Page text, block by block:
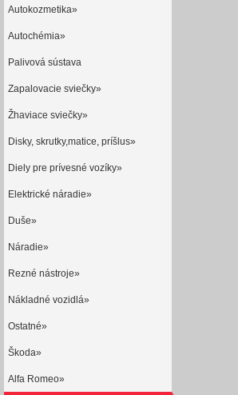
Autokozmetika»
Autochémia»
Palivová sústava
Zapalovacie sviečky»
Žhaviace sviečky»
Disky, skrutky,matice, príšlus»
Diely pre prívesné vozíky»
Elektrické náradie»
Duše»
Náradie»
Rezné nástroje»
Nákladné vozidlá»
Ostatné»
Škoda»
Alfa Romeo»